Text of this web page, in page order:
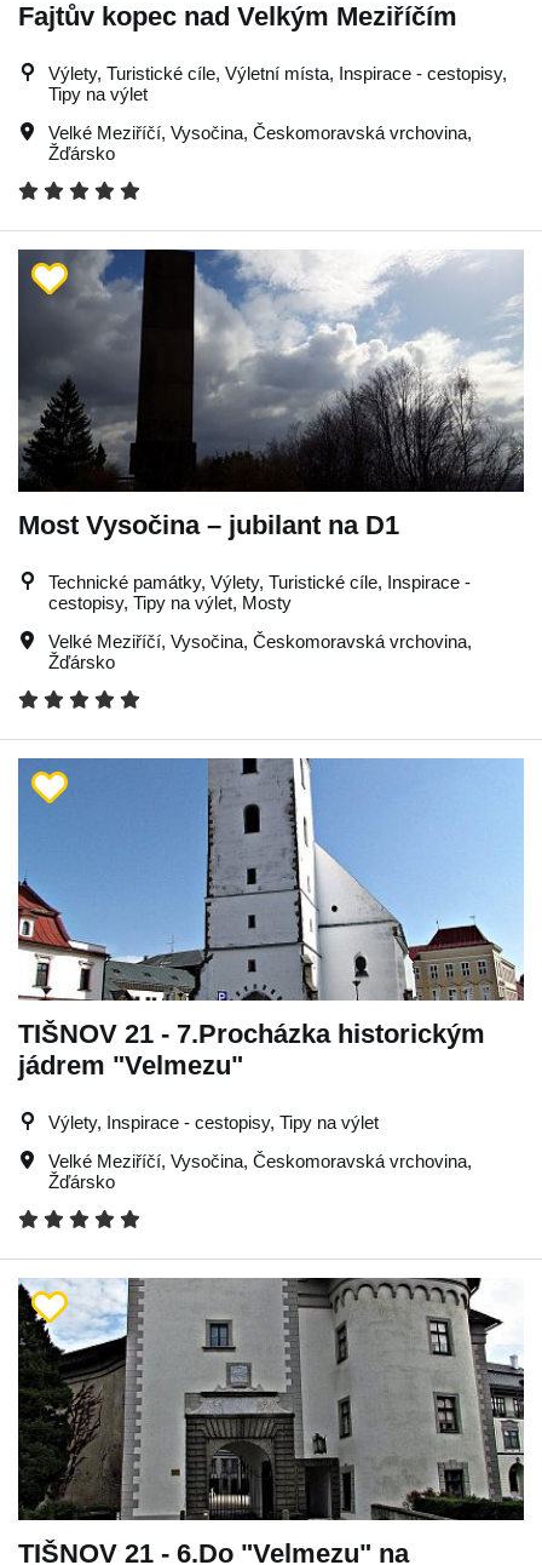
Fajtův kopec nad Velkým Meziříčím
Výlety, Turistické cíle, Výletní místa, Inspirace - cestopisy,
Tipy na výlet
Velké Meziříčí, Vysočina, Českomoravská vrchovina,
Žďársko
Most Vysočina – jubilant na D1
Technické památky, Výlety, Turistické cíle, Inspirace -
cestopisy, Tipy na výlet, Mosty
Velké Meziříčí, Vysočina, Českomoravská vrchovina,
Žďársko
TIŠNOV 21 - 7.Procházka historickým
jádrem "Velmezu"
Výlety, Inspirace - cestopisy, Tipy na výlet
Velké Meziříčí, Vysočina, Českomoravská vrchovina,
Žďársko
TIŠNOV 21 - 6.Do "Velmezu" na